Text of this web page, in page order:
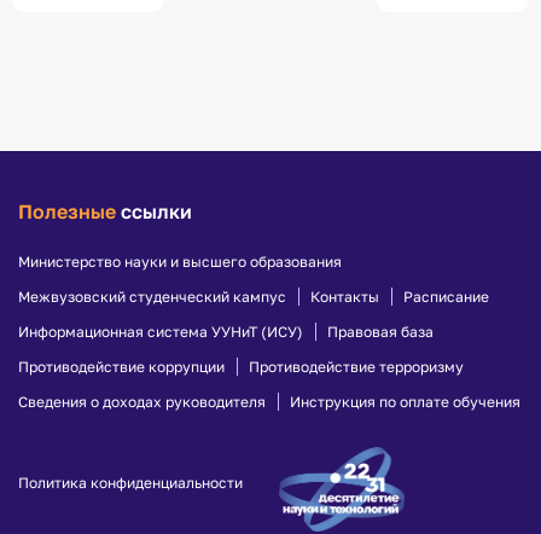
Полезные ссылки
Министерство науки и высшего образования
Межвузовский студенческий кампус
Контакты
Расписание
Информационная система УУНиТ (ИСУ)
Правовая база
Противодействие коррупции
Противодействие терроризму
Сведения о доходах руководителя
Инструкция по оплате обучения
Политика конфиденциальности